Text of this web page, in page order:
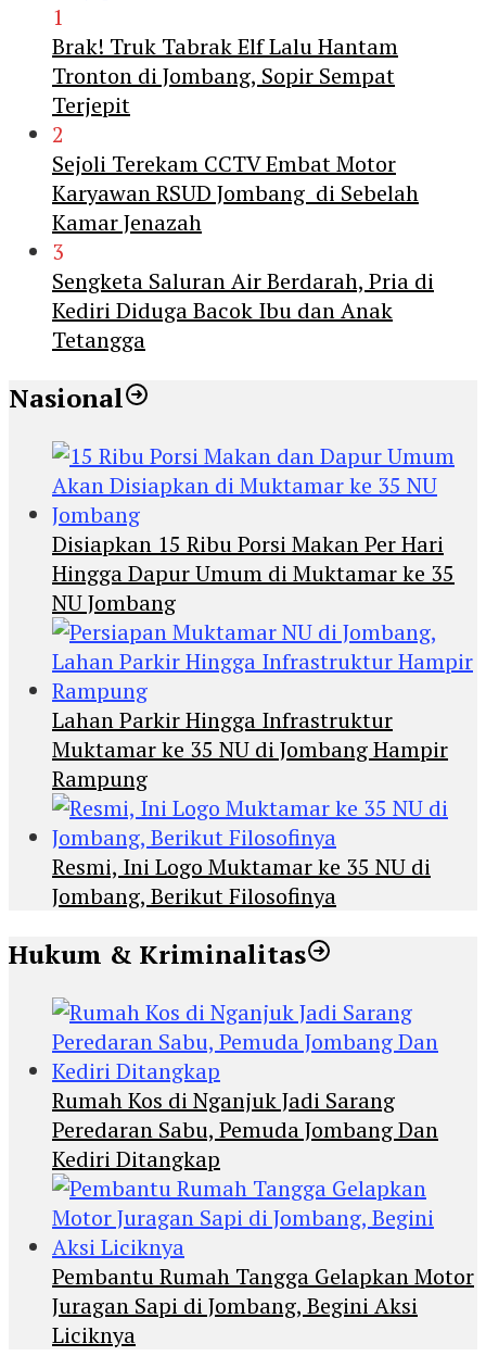
1
Brak! Truk Tabrak Elf Lalu Hantam
Tronton di Jombang, Sopir Sempat
Terjepit
2
Sejoli Terekam CCTV Embat Motor
Karyawan RSUD Jombang di Sebelah
Kamar Jenazah
3
Sengketa Saluran Air Berdarah, Pria di
Kediri Diduga Bacok Ibu dan Anak
Tetangga
Nasional
Disiapkan 15 Ribu Porsi Makan Per Hari
Hingga Dapur Umum di Muktamar ke 35
NU Jombang
Lahan Parkir Hingga Infrastruktur
Muktamar ke 35 NU di Jombang Hampir
Rampung
Resmi, Ini Logo Muktamar ke 35 NU di
Jombang, Berikut Filosofinya
Hukum & Kriminalitas
Rumah Kos di Nganjuk Jadi Sarang
Peredaran Sabu, Pemuda Jombang Dan
Kediri Ditangkap
Pembantu Rumah Tangga Gelapkan Motor
Juragan Sapi di Jombang, Begini Aksi
Liciknya